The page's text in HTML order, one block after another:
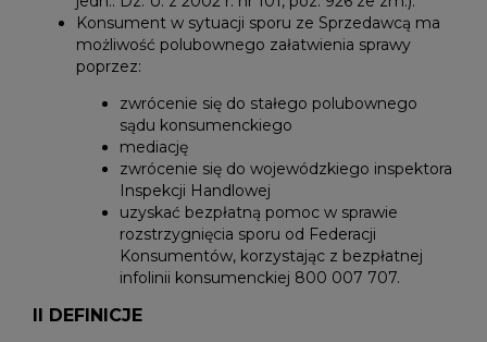
Konsument w sytuacji sporu ze Sprzedawcą ma
możliwość polubownego załatwienia sprawy
poprzez:
zwrócenie się do stałego polubownego
sądu konsumenckiego
mediację
zwrócenie się do wojewódzkiego inspektora
Inspekcji Handlowej
uzyskać bezpłatną pomoc w sprawie
rozstrzygnięcia sporu od Federacji
Konsumentów, korzystając z bezpłatnej
infolinii konsumenckiej 800 007 707.
II DEFINICJE